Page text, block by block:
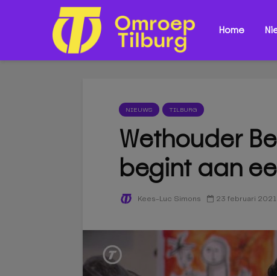
Home
NIEUWS TILBURG
Wethouder
begint aan
Kees-Luc Simons 23 februari 2021